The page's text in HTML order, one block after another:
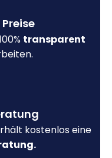
transparent
kostenlos eine